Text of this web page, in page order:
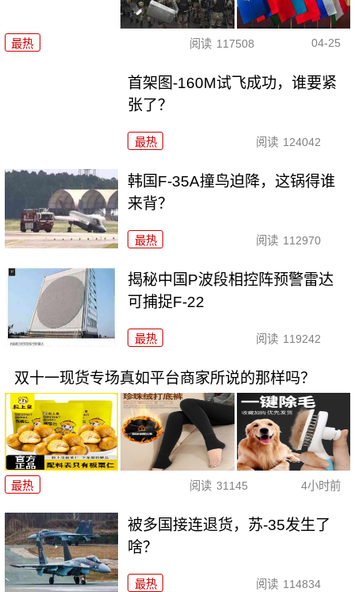
最热 阅读 117508 04-25
首架图-160M试飞成功，谁要紧
张了？
最热 阅读 124042
韩国F-35A撞鸟迫降，这锅得谁
来背？
最热 阅读 112970
揭秘中国P波段相控阵预警雷达
可捕捉F-22
最热 阅读 119242
双十一现货专场真如平台商家所说的那样吗？
最热 阅读 31145 4小时前
被多国接连退货，苏-35发生了
啥？
最热 阅读 114834